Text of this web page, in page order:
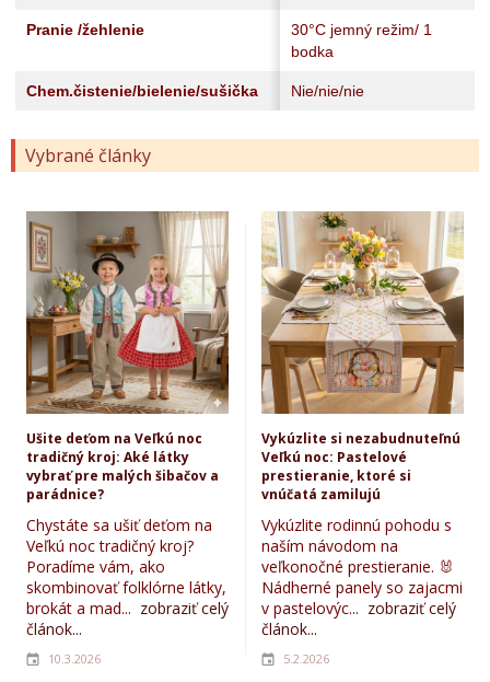
Pranie /žehlenie
30°C jemný režim/ 1
bodka
Chem.čistenie/bielenie/sušička Nie/nie/nie
Vybrané články
Ušite deťom na Veľkú noc
tradičný kroj: Aké látky
vybrať pre malých šibačov a
parádnice?
Chystáte sa ušiť deťom na
Veľkú noc tradičný kroj?
Poradíme vám, ako
skombinovať folklórne látky,
brokát a mad... zobraziť celý
článok...
10.3.2026
Vykúzlite si nezabudnuteľnú
Veľkú noc: Pastelové
prestieranie, ktoré si
vnúčatá zamilujú
Vykúzlite rodinnú pohodu s
naším návodom na
veľkonočné prestieranie. 🐰
Nádherné panely so zajacmi
v pastelovýc... zobraziť celý
článok...
5.2.2026